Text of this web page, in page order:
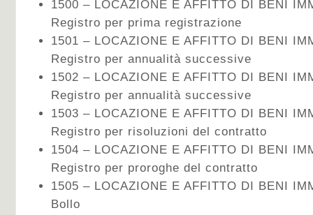
1500 – LOCAZIONE E AFFITTO DI BENI
Registro per prima registrazione
1501 – LOCAZIONE E AFFITTO DI BENI
Registro per annualità successive
1502 – LOCAZIONE E AFFITTO DI BENI
Registro per annualità successive
1503 – LOCAZIONE E AFFITTO DI BENI
Registro per risoluzioni del contratto
1504 – LOCAZIONE E AFFITTO DI BENI
Registro per proroghe del contratto
1505 – LOCAZIONE E AFFITTO DI BENI
Bollo